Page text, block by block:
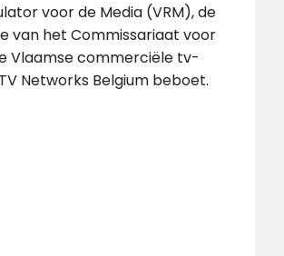
voor de Media (VRM), de
van het Commissariaat voor
Vlaamse commerciële tv-
Networks Belgium beboet.